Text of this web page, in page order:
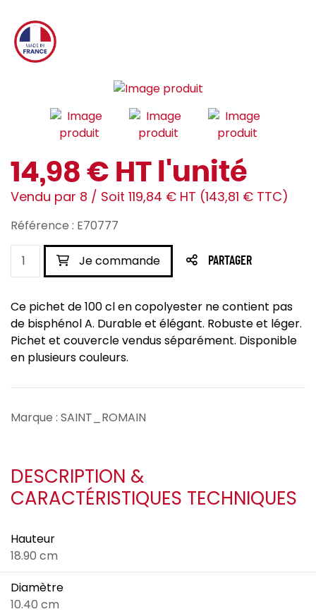
14,98 € HT l'unité
Vendu par 8 / Soit 119,84 € HT (143,81 € TTC)
Référence : E70777
Je commande PARTAGER
Ce pichet de 100 cl en copolyester ne contient pas
de bisphénol A. Durable et élégant. Robuste et léger.
Pichet et couvercle vendus séparément. Disponible
en plusieurs couleurs.
Marque : SAINT_ROMAIN
DESCRIPTION &
CARACTÉRISTIQUES TECHNIQUES
Hauteur
18.90 cm
Diamètre
10.40 cm